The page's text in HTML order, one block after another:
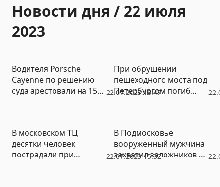
Новости дня / 22 июля
2023
22.07.2023 18:47
Водителя Porsche
Cayenne по решению
суда арестовали на 15
При обрушении
пешеходного моста под
Петербургом погиб
22.07.2023 15:32
В московском ТЦ
десятки человек
пострадали при
В Подмосковье
вооруженный мужчина
захватил заложников и